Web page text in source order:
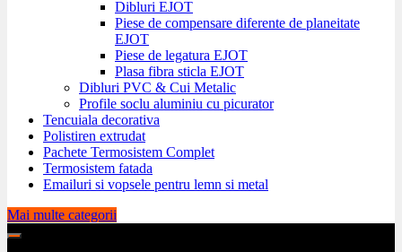
Dibluri EJOT
Piese de compensare diferente de planeitate
EJOT
Piese de legatura EJOT
Plasa fibra sticla EJOT
Dibluri PVC & Cui Metalic
Profile soclu aluminiu cu picurator
Tencuiala decorativa
Polistiren extrudat
Pachete Termosistem Complet
Termosistem fatada
Emailuri si vopsele pentru lemn si metal
Mai multe categorii